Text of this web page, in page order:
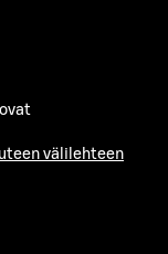
välilehteen